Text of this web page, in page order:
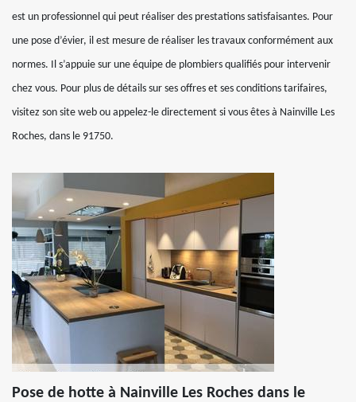
est un professionnel qui peut réaliser des prestations satisfaisantes. Pour
une pose d’évier, il est mesure de réaliser les travaux conformément aux
normes. Il s’appuie sur une équipe de plombiers qualifiés pour intervenir
chez vous. Pour plus de détails sur ses offres et ses conditions tarifaires,
visitez son site web ou appelez-le directement si vous êtes à Nainville Les
Roches, dans le 91750.
Pose de hotte à Nainville Les Roches dans le